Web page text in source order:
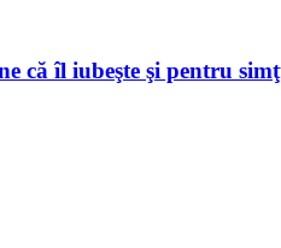
că îl iubeşte şi pentru